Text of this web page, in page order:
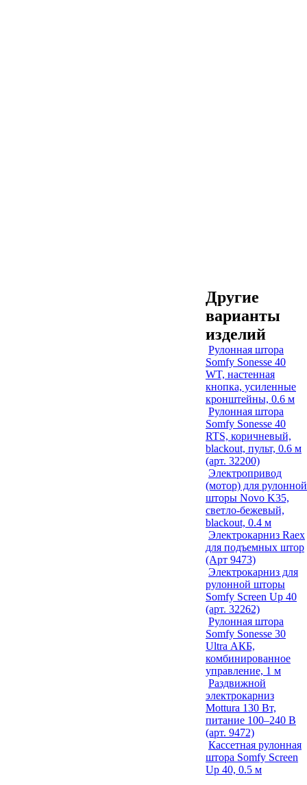
Другие
варианты
изделий
Рулонная штора
Somfy Sonesse 40
WT, настенная
кнопка, усиленные
кронштейны, 0.6 м
Рулонная штора
Somfy Sonesse 40
RTS, коричневый,
blackout, пульт, 0.6 м
(арт. 32200)
Электропривод
(мотор) для рулонной
шторы Novo K35,
светло-бежевый,
blackout, 0.4 м
Электрокарниз Raex
для подъемных штор
(Арт 9473)
Электрокарниз для
рулонной шторы
Somfy Screen Up 40
(арт. 32262)
Рулонная штора
Somfy Sonesse 30
Ultra АКБ,
комбинированное
управление, 1 м
Раздвижной
электрокарниз
Mottura 130 Вт,
питание 100–240 В
(арт. 9472)
Кассетная рулонная
штора Somfy Screen
Up 40, 0.5 м